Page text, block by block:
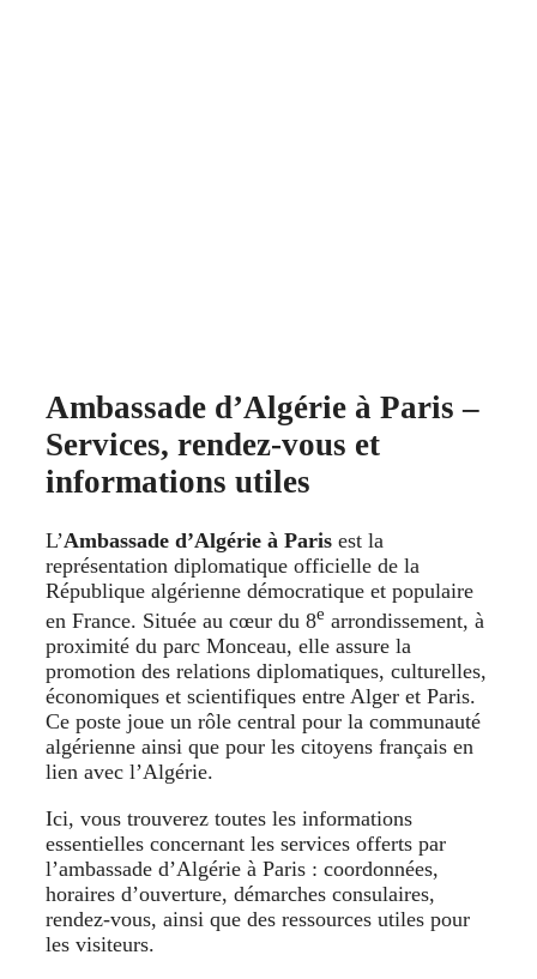
Ambassade d’Algérie à Paris –
Services, rendez-vous et
informations utiles
L’Ambassade d’Algérie à Paris est la
représentation diplomatique officielle de la
République algérienne démocratique et populaire
en France. Située au cœur du 8e arrondissement, à
proximité du parc Monceau, elle assure la
promotion des relations diplomatiques, culturelles,
économiques et scientifiques entre Alger et Paris.
Ce poste joue un rôle central pour la communauté
algérienne ainsi que pour les citoyens français en
lien avec l’Algérie.
Ici, vous trouverez toutes les informations
essentielles concernant les services offerts par
l’ambassade d’Algérie à Paris : coordonnées,
horaires d’ouverture, démarches consulaires,
rendez-vous, ainsi que des ressources utiles pour
les visiteurs.